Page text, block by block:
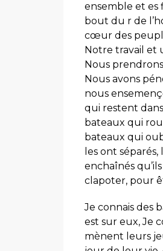
ensemble et es
bout du r de
cœur des
Notre travail et
Nous
Nous avons
nous
qui restent
bateaux qui
bateaux qui
les ont
enchaînés
clapoter, pour
Je connais des
est sur eux, Je
mènent leurs